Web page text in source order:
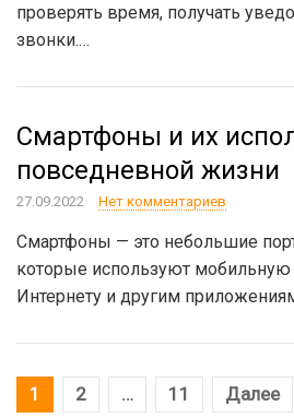
проверять время, получать
звонки.…
Смартфоны и их
повседневной жизни
27.09.2022 Нет комментариев
Смартфоны — это небольшие
которые используют мобильную
Интернету и другим
Навигация
1 2 … 11 Далее